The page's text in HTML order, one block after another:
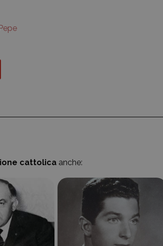
cattolica anche: